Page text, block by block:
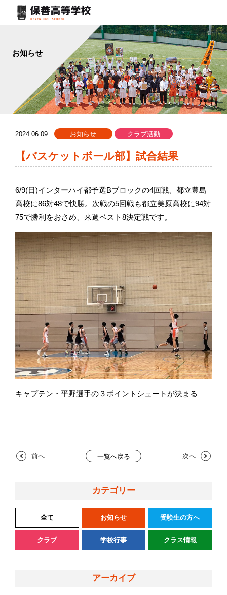
お知らせ
2024.06.09 お知らせ クラブ活動
【バスケットボール部】試合結果
6/9(日)インターハイ都予選Bブロックの4回戦、都立豊島
高校に86対48で快勝。次戦の5回戦も都立美原高校に94対
75で勝利をおさめ、来週ベスト8決定戦です。
キャプテン・平野選手の３ポイントシュートが決まる
前へ 一覧へ戻る 次へ
カテゴリー
全て お知らせ 受験生の方へ
クラブ 学校行事 クラス情報
アーカイブ